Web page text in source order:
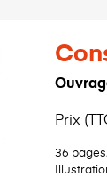
Prix
36